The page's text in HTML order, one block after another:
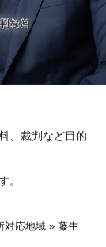
、裁判など目的
。
対応地域 » 藤生